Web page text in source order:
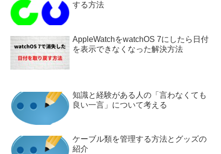
する方法
AppleWatchをwatchOS 7にしたら日付
を表示できなくなった解決方法
知識と経験がある人の「言わなくても
良い一言」について考える
ケーブル類を管理する方法とグッズの
紹介